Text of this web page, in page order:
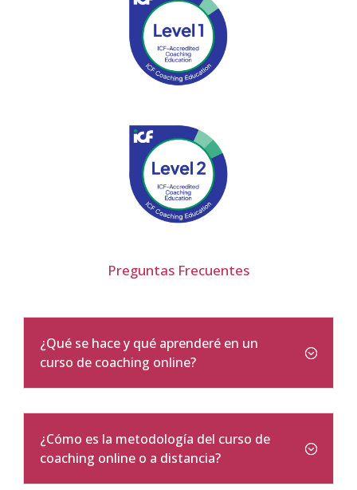
alumnos y el gran liderazgo de Beatriz Ricondo!!!
Preguntas Frecuentes
¿Qué se hace y qué aprenderé en un
curso de coaching online?
¿Cómo es la metodología del curso de
coaching online o a distancia?